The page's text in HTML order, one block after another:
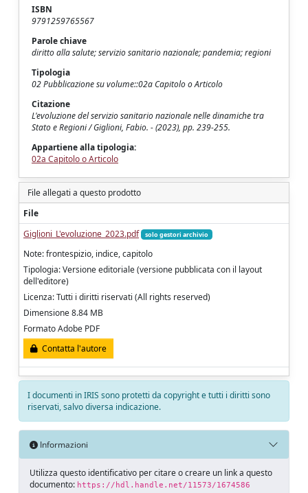
ISBN
9791259765567
Parole chiave
diritto alla salute; servizio sanitario nazionale; pandemia; regioni
Tipologia
02 Pubblicazione su volume::02a Capitolo o Articolo
Citazione
L'evoluzione del servizio sanitario nazionale nelle dinamiche tra
Stato e Regioni / Giglioni, Fabio. - (2023), pp. 239-255.
Appartiene alla tipologia:
02a Capitolo o Articolo
File allegati a questo prodotto
File
Giglioni_L'evoluzione_2023.pdf
solo gestori archivio
Note: frontespizio, indice, capitolo
Tipologia: Versione editoriale (versione pubblicata con il layout
dell'editore)
Licenza: Tutti i diritti riservati (All rights reserved)
Dimensione 8.84 MB
Formato Adobe PDF
Contatta l'autore
I documenti in IRIS sono protetti da copyright e tutti i diritti sono
riservati, salvo diversa indicazione.
Informazioni
Utilizza questo identificativo per citare o creare un link a questo
documento: https://hdl.handle.net/11573/1674586